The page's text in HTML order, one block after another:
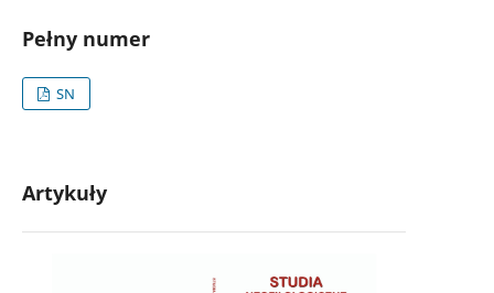
Pełny numer
SN
Artykuły